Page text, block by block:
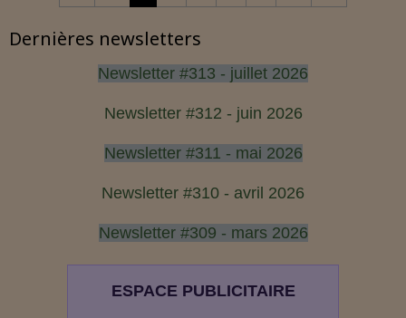
Dernières newsletters
Newsletter #313 - juillet 2026
Newsletter #312 - juin 2026
Newsletter #311 - mai 2026
Newsletter #310 - avril 2026
Newsletter #309 - mars 2026
ESPACE PUBLICITAIRE